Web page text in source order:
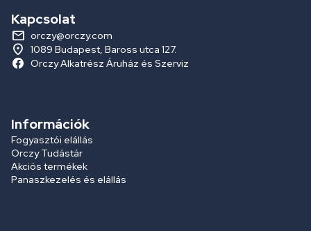
Kapcsolat
orczy@orczy.com
1089 Budapest, Baross utca 127.
Orczy Alkatrész Áruház és Szerviz
Információk
Fogyasztói elállás
Orczy Tudástár
Akciós termékek
Panaszkezelés és elállás